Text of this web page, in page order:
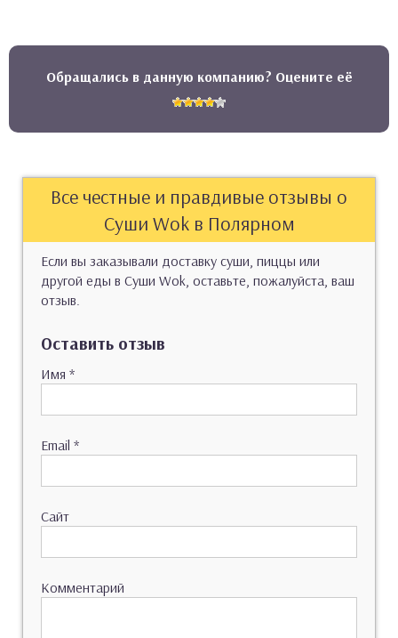
Обращались в данную компанию? Оцените её
Все честные и правдивые отзывы о
Суши Wok в Полярном
Если вы заказывали доставку суши, пиццы или
другой еды в Суши Wok, оставьте, пожалуйста, ваш
отзыв.
Оставить отзыв
Имя *
Email *
Сайт
Комментарий